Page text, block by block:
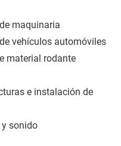
maquinaria
vehículos automóviles
material rodante
e instalación de
y sonido